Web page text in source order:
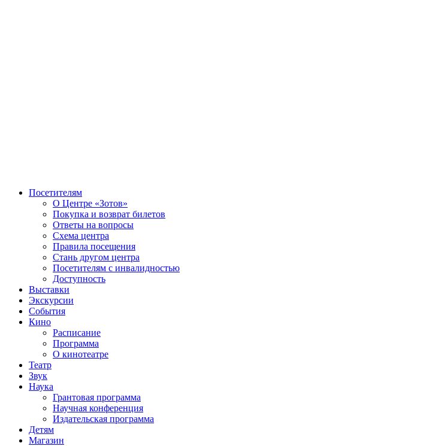
Посетителям
О Центре «Зотов»
Покупка и возврат билетов
Ответы на вопросы
Схема центра
Правила посещения
Стань другом центра
Посетителям с инвалидностью
Доступность
Выставки
Экскурсии
События
Кино
Расписание
Программа
О кинотеатре
Театр
Звук
Наука
Грантовая программа
Научная конференция
Издательская программа
Детям
Магазин